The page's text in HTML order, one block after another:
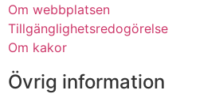
Om webbplatsen
Tillgänglighetsredogörelse
Om kakor
Övrig information